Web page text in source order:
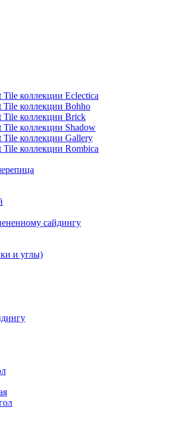
коллекции Eclectica
Tile коллекции Bohho
Tile коллекции Brick
Tile коллекции Shadow
Tile коллекции Gallery
Tile коллекции Rombica
сайдингу
и углы)